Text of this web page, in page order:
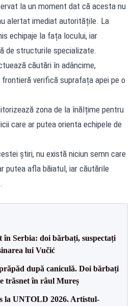
la un moment dat că acesta nu
alertat imediat autoritățile. La
echipaje la fața locului, iar
de structurile specializate.
căutări în adâncime,
verifică suprafața apei pe o
zona de la înălțime pentru
care ar putea orienta echipele de
știri, nu există niciun semn care
putea afla băiatul, iar căutările
în Serbia: doi bărbați, suspectați
lui Vučić
după caniculă. Doi bărbați
trăsnet în râul Mureș
la UNTOLD 2026. Artistul-